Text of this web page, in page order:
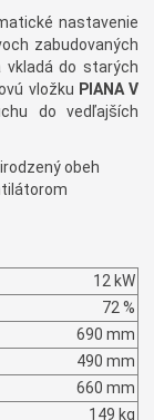
nastavenie
zabudovaných
vkladá do starých
vložku PIANA V
do vedľajších
obeh
12 kW
72 %
690 mm
490 mm
660 mm
149 kg